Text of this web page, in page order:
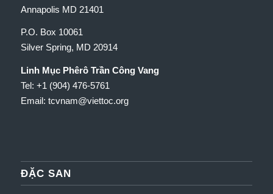
Annapolis MD 21401
P.O. Box 10061
Silver Spring, MD 20914
Linh Mục Phêrô Trần Công Vang
Tel: +1 (904) 476-5761
Email: tcvnam@viettoc.org
ĐẶC SAN